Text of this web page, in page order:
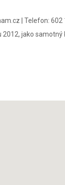
Telefon: 602
jako